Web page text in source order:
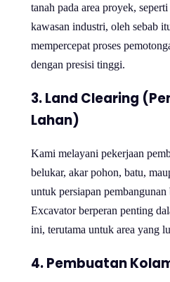
tanah pada area proyek,
kawasan industri, oleh sebab
mempercepat proses
dengan presisi tinggi.
3. Land Clearing
Lahan)
Kami melayani pekerjaan
belukar, akar pohon, batu,
untuk persiapan
Excavator berperan penting
ini, terutama untuk area yang
4. Pembuatan